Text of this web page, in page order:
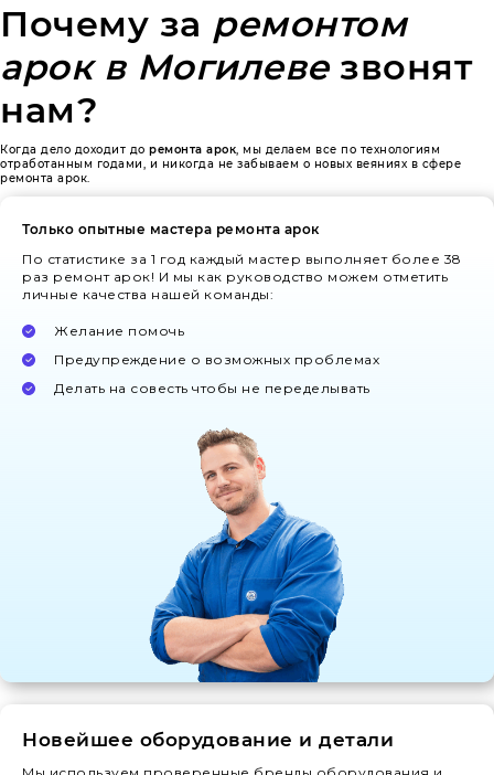
Почему за ремонтом
арок в Могилевезвонят
нам?
Когда дело доходит до ремонта арок , мы делаем все по технологиям
отработанным годами, и никогда не забываем о новых веяниях в сфере
ремонта арок.
Только опытные мастера ремонта арок
По статистике за 1 год каждый мастер выполняет более 38
раз ремонт арок! И мы как руководство можем отметить
личные качества нашей команды:
Желание помочь
Предупреждение о возможных проблемах
Делать на совесть чтобы не переделывать
Новейшее оборудование и детали